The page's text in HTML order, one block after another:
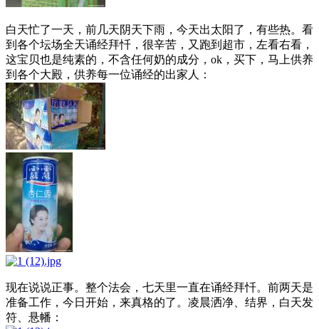
白天忙了一天，前几天阴天下雨，今天出太阳了，有些热。看
到各个坛场全天诵经拜忏，很辛苦，又跑到超市，左看右看，
这宝贝也是纯素的，不含任何奶的成分，ok，买下，马上供养
到各个大殿，供养每一位诵经的出家人：
现在说说正事。整个法会，七天里一直在诵经拜忏。前两天是
准备工作，今日开始，来真格的了。凌晨洒净、结界，白天发
符、悬幡：